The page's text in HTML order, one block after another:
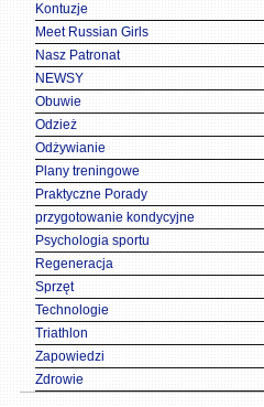
Kontuzje
Meet Russian Girls
Nasz Patronat
NEWSY
Obuwie
Odzież
Odżywianie
Plany treningowe
Praktyczne Porady
przygotowanie kondycyjne
Psychologia sportu
Regeneracja
Sprzęt
Technologie
Triathlon
Zapowiedzi
Zdrowie